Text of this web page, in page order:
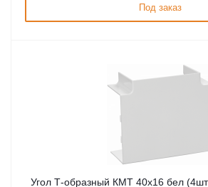
Под заказ
Угол Т-образный КМТ 40х16 бел